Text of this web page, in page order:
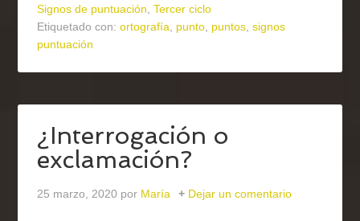
Signos de puntuación,Tercer ciclo
Etiquetado con:ortografía, punto, puntos,signos
puntuación
¿Interrogación o
exclamación?
25 marzo, 2020 por María Dejar un comentario